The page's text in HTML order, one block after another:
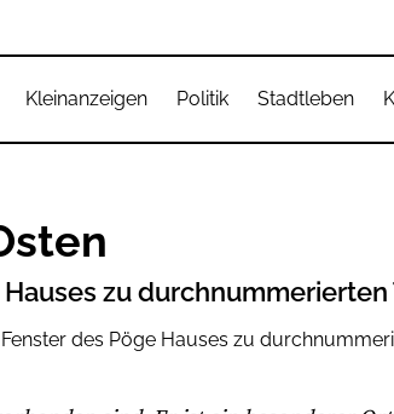
Kleinanzeigen Politik Stadtleben
zu durchnummerierten